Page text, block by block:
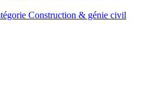
Construction & génie civil